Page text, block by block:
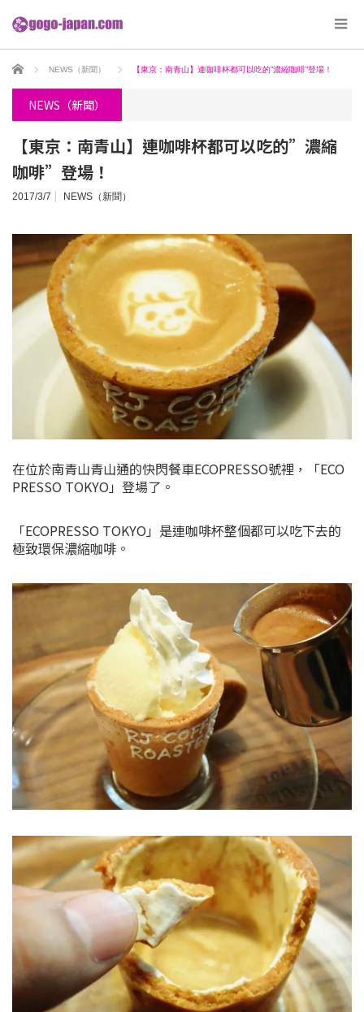
ホーム NEWS（新聞） 【東京：南青山】連咖啡杯都可以吃的”濃縮咖啡”登場！
NEWS（新聞）
【東京：南青山】連咖啡杯都可以吃的”濃縮
咖啡”登場！
2017/3/7 NEWS（新聞）
在位於南青山青山通的快閃餐車ECOPRESSO號裡，「ECO
PRESSO TOKYO」登場了。
「ECOPRESSO TOKYO」是連咖啡杯整個都可以吃下去的
極致環保濃縮咖啡。